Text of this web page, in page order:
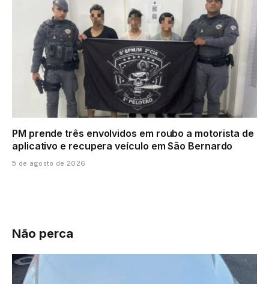
PM prende três envolvidos em roubo a motorista de
aplicativo e recupera veículo em São Bernardo
5 de agosto de 2026
Não perca